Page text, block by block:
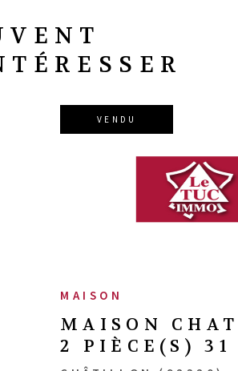
MAISON
MAISON
2 PIÈCE(S) 31
VENDU
VOIR LE